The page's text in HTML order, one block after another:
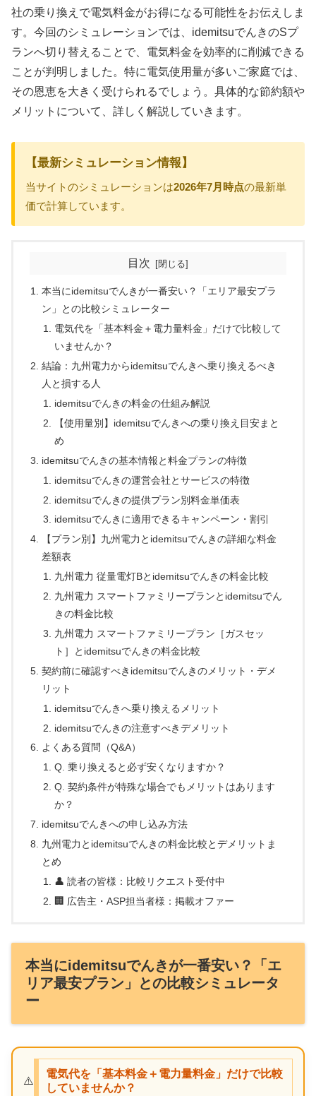
社の乗り換えで電気料金がお得になる可能性をお伝えしま
す。今回のシミュレーションでは、idemitsuでんきのSプ
ランへ切り替えることで、電気料金を効率的に削減できる
ことが判明しました。特に電気使用量が多いご家庭では、
その恩恵を大きく受けられるでしょう。具体的な節約額や
メリットについて、詳しく解説していきます。
【最新シミュレーション情報】
当サイトのシミュレーションは2026年7月時点の最新単
価で計算しています。
目次
本当にidemitsuでんきが一番安い？「エリア最安プラ
ン」との比較シミュレーター
電気代を「基本料金＋電力量料金」だけで比較して
いませんか？
結論：九州電力からidemitsuでんきへ乗り換えるべき
人と損する人
idemitsuでんきの料金の仕組み解説
【使用量別】idemitsuでんきへの乗り換え目安まと
め
idemitsuでんきの基本情報と料金プランの特徴
idemitsuでんきの運営会社とサービスの特徴
idemitsuでんきの提供プラン別料金単価表
idemitsuでんきに適用できるキャンペーン・割引
【プラン別】九州電力とidemitsuでんきの詳細な料金
差額表
九州電力 従量電灯Bとidemitsuでんきの料金比較
九州電力 スマートファミリープランとidemitsuでん
きの料金比較
九州電力 スマートファミリープラン［ガスセッ
ト］とidemitsuでんきの料金比較
契約前に確認すべきidemitsuでんきのメリット・デメ
リット
idemitsuでんきへ乗り換えるメリット
idemitsuでんきの注意すべきデメリット
よくある質問（Q&A）
Q. 乗り換えると必ず安くなりますか？
Q. 契約条件が特殊な場合でもメリットはあります
か？
idemitsuでんきへの申し込み方法
九州電力とidemitsuでんきの料金比較とデメリットま
とめ
👤 読者の皆様：比較リクエスト受付中
🏢 広告主・ASP担当者様：掲載オファー
本当にidemitsuでんきが一番安い？「エ
リア最安プラン」との比較シミュレータ
ー
⚠️
電気代を「基本料金＋電力量料金」だけで比較
していませんか？